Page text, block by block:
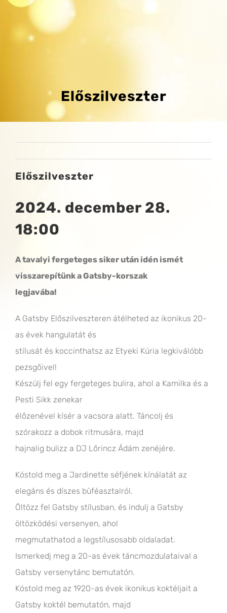
Előszilveszter
Előszilveszter
2024. december 28.
18:00
A tavalyi fergeteges siker után idén ismét
visszarepítünk a Gatsby-korszak
legjavába!
A Gatsby Előszilveszteren átélheted az ikonikus 20-
as évek hangulatát és
stílusát és koccinthatsz az Etyeki Kúria legkiválóbb
pezsgőivel!
Készülj fel egy fergeteges bulira, ahol a Kamilka és a
Pesti Sikk zenekar
élőzenével kísér a vacsora alatt. Táncolj és
szórakozz a dobok ritmusára, majd
hajnalig bulizz a DJ Lőrincz Ádám zenéjére.
Kóstold meg a Jardinette séfjének kínálatát az
elegáns és díszes büféasztalról.
Öltözz fel Gatsby stílusban, és indulj a Gatsby
öltözködési versenyen, ahol
megmutathatod a legstílusosabb oldaladat.
Ismerkedj meg a 20-as évek táncmozdulataival a
Gatsby versenytánc bemutatón.
Kóstold meg az 1920-as évek ikonikus koktéljait a
Gatsby koktél bemutatón, majd